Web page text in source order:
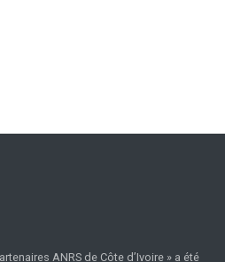
ANRS de Côte d’Ivoire » a été